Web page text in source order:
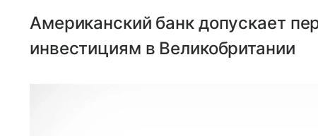
Американский банк допускает
инвестициям в Великобритании